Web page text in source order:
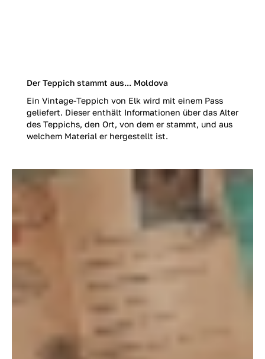
Der Teppich stammt aus... Moldova
Ein Vintage-Teppich von Elk wird mit einem Pass
geliefert. Dieser enthält Informationen über das Alter
des Teppichs, den Ort, von dem er stammt, und aus
welchem Material er hergestellt ist.